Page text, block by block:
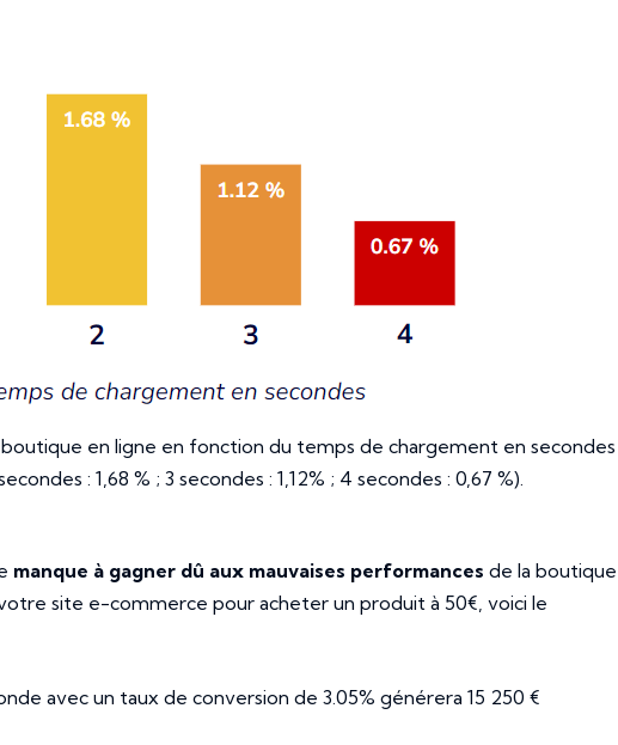
en ligne en fonction du temps de chargement en secondes
: 1,68 % ; 3 secondes : 1,12% ; 4 secondes : 0,67 %).
manque à gagner dû aux mauvaises performances de la
site e-commerce pour acheter un produit à 50€, voici le
avec un taux de conversion de 3.05% générera 15 250 €